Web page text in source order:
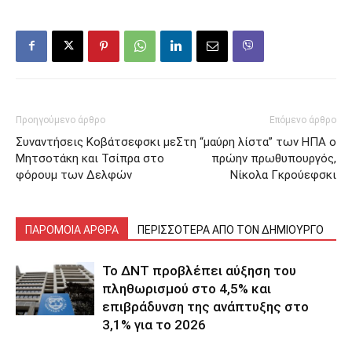
Προηγούμενο άρθρο
Συναντήσεις Κοβάτσεφσκι με
Μητσοτάκη και Τσίπρα στο
φόρουμ των Δελφών
Επόμενο άρθρο
Στη “μαύρη λίστα” των ΗΠΑ ο
πρώην πρωθυπουργός,
Νίκολα Γκρούεφσκι
ΠΑΡΟΜΟΙΑ ΑΡΘΡΑ ΠΕΡΙΣΣΟΤΕΡΑ ΑΠΟ ΤΟΝ ΔΗΜΙΟΥΡΓΟ
Το ΔΝΤ προβλέπει αύξηση του
πληθωρισμού στο 4,5% και
επιβράδυνση της ανάπτυξης στο
3,1% για το 2026